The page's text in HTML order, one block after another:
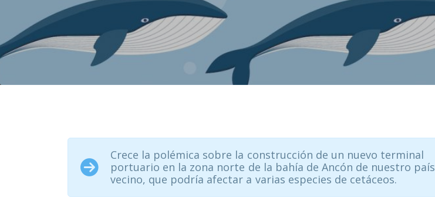
Crece la polémica sobre la construcción de un nuevo terminal
portuario en la zona norte de la bahía de Ancón de nuestro país
vecino, que podría afectar a varias especies de cetáceos.